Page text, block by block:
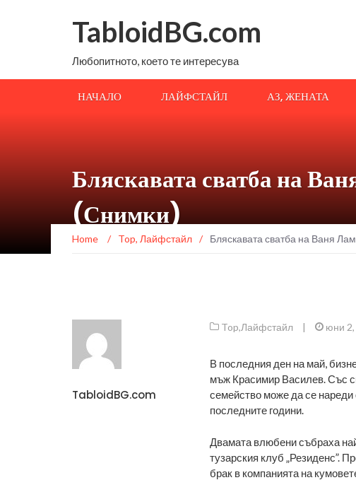
TabloidBG.com
Любопитното, което те интересува
НАЧАЛО ЛАЙФСТАЙЛ АЗ, ЖЕНАТА
Бляскавата сватба на
(Снимки)
Home / Top, Лайфстайл / Бляскавата сватба на Ваня
TabloidBG.com
Top,Лайфстайл | юни
В последния ден на май,
мъж Красимир Василев. Със
семейство може да се нареди
последните години.
Двамата влюбени събраха
тузарския клуб „Резиденс”.
брак в компанията на